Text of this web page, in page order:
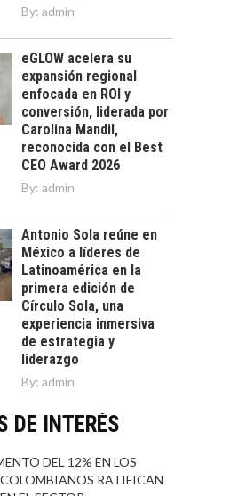
By: admin
eGLOW acelera su
expansión regional
enfocada en ROI y
conversión, liderada por
Carolina Mandil,
reconocida con el Best
CEO Award 2026
By: admin
Antonio Sola reúne en
México a líderes de
Latinoamérica en la
primera edición de
Círculo Sola, una
experiencia inmersiva
de estrategia y
liderazgo
By: admin
DE INTERÉS
DEL 12% EN LOS
RATIFICAN